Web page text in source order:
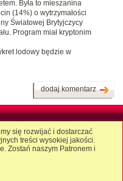
Była to mieszanina
(14%) o wytrzymałości
Światowej Brytyjczycy
Program miał kryptonim
lodowy będzie w
dodaj komentarz
się rozwijać i dostarczać
treści wysokiej jakości.
Zostań naszym Patronem i